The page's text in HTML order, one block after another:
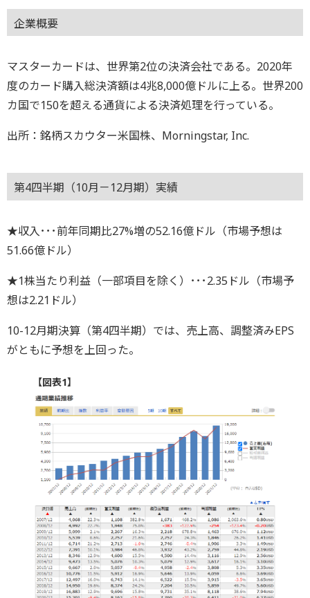
企業概要
マスターカードは、世界第2位の決済会社である。2020年
度のカード購入総決済額は4兆8,000億ドルに上る。世界200
カ国で150を超える通貨による決済処理を行っている。
出所：銘柄スカウター米国株、Morningstar, Inc.
第4四半期（10月－12月期）実績
★収入･･･前年同期比27%増の52.16億ドル（市場予想は
51.66億ドル）
★1株当たり利益（一部項目を除く）･･･2.35ドル（市場予
想は2.21ドル）
10-12月期決算（第4四半期）では、売上高、調整済みEPS
がともに予想を上回った。
【図表1】